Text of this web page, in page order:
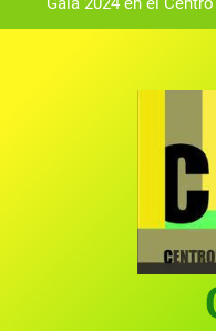
Gala 2024 en el
convocado por el
Gala anual virtual del
Gala del
Gala 2024 en el
Textos
Francisco Nieva
convocado por el
Gala anual virtual del